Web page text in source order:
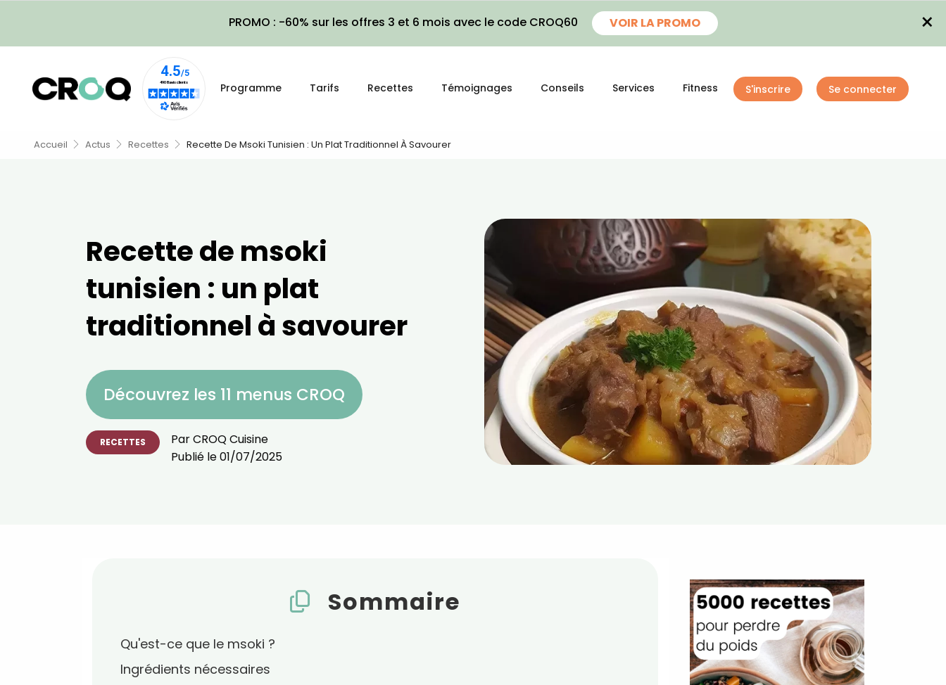
PROMO : -60% sur les offres 3 et 6 mois avec le code CROQ60 VOIR LA PROMO ×
Programme Tarifs Recettes Témoignages Conseils Services Fitness S'inscrire Se connecter
Accueil Actus Recettes Recette De Msoki Tunisien : Un Plat Traditionnel À Savourer
Recette de msoki
tunisien : un plat
traditionnel à savourer
Découvrez les 11 menus CROQ
RECETTES ParCROQ Cuisine
Publié le01/07/2025
Sommaire
Qu'est-ce que le msoki ?
Ingrédients nécessaires